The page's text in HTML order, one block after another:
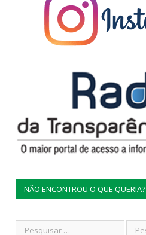
NÃO ENCONTROU O QUE QUERIA?